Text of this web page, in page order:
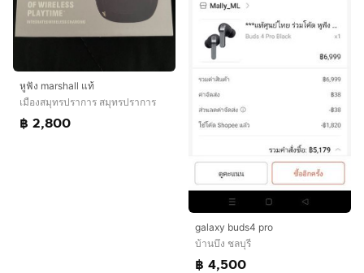
หูฟัง marshall แท้
เมืองสมุทรปราการ สมุทรปราการ
฿ 2,800
galaxy buds4 pro
บ้านบึง ชลบุรี
฿ 4,500